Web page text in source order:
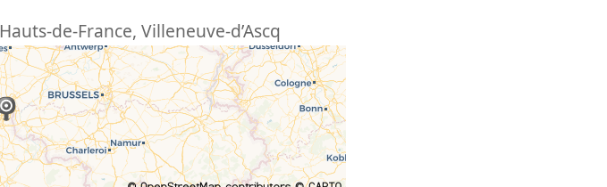
Hauts-de-France, Villeneuve-d’Ascq